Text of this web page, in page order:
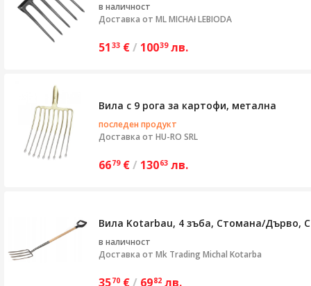
в наличност
Доставка от ML MICHAł LEBIODA
51 33 €/ 10039 лв.
Вила с 9 рога за картофи, метална
последен продукт
Доставка от HU-RO SRL
6679 €/ 13063 лв.
Вила Kotarbau, 4 зъба, Стомана/Дърво,
в наличност
Доставка от Mk Trading Michal Kotarba
3570 €/ 6982 лв.